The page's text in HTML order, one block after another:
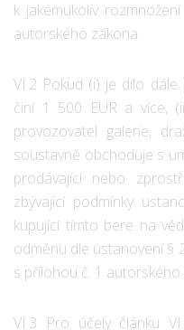
k jakémukoliv
autorského zákona.
VI.2 Pokud (i) je dílo
činí 1 500 EUR a více,
provozovatel galerie,
soustavně obchoduje s
prodávající nebo
zbývající podmínky
kupující tímto bere na
odměnu dle ustanovení §
s přílohou č. 1 autorského
VI.3 Pro účely článku